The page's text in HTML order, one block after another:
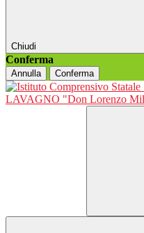
Chiudi
Conferma
Annulla Conferma
LAVAGNO "Don Lorenzo